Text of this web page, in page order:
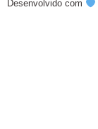
Desenvolvido com